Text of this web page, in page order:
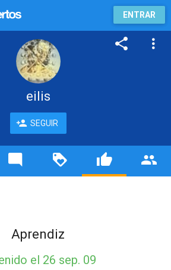
ENTRAR
eilis
SEGUIR
Aprendiz
el 26 sep. 09